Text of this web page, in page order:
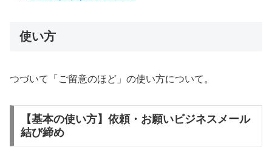
使い方
つづいて「ご留意のほど」の使い方について。
【基本の使い方】依頼・お願いビジネスメール
結び締め